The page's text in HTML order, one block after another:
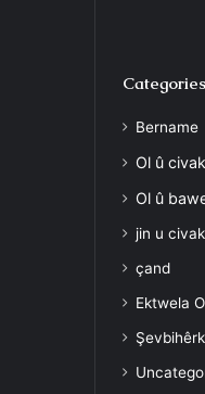
Categories
Bername
Ol û civak
Ol û
jin u civak
çand
Ektwela
Şevbihêrk